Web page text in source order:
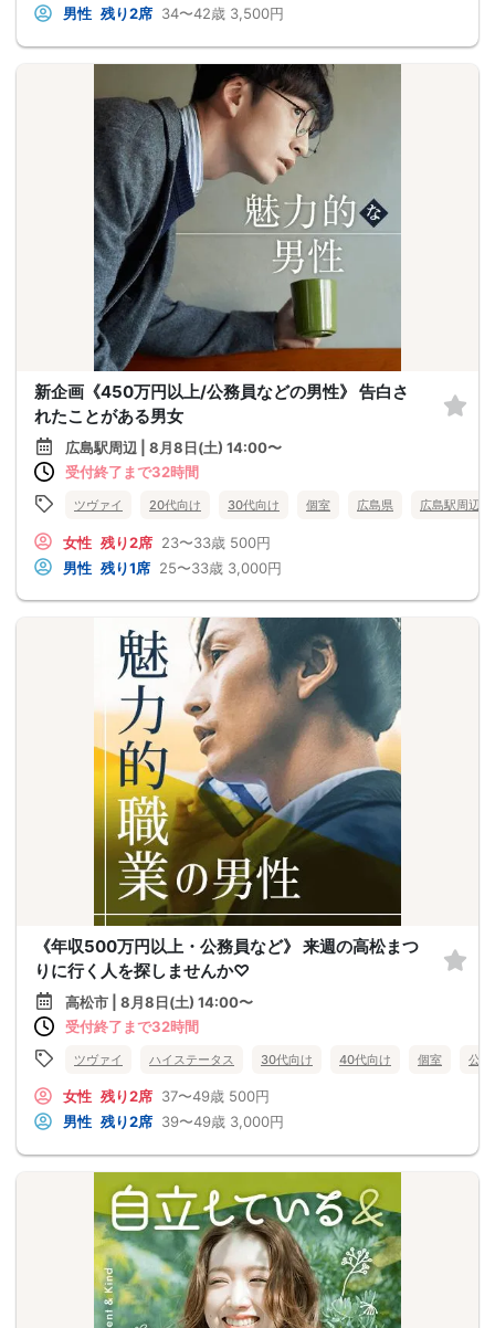
男性 残り2席 34〜42歳 3,500円
新企画《450万円以上/公務員などの男性》 告白さ
れたことがある男女
広島駅周辺 | 8月8日(土) 14:00〜
受付終了まで32時間
ツヴァイ 20代向け 30代向け 個室 広島県 広島駅周辺
女性 残り2席 23〜33歳 500円
男性 残り1席 25〜33歳 3,000円
《年収500万円以上・公務員など》 来週の高松まつ
りに行く人を探しませんか♡
高松市 | 8月8日(土) 14:00〜
受付終了まで32時間
ツヴァイ ハイステータス 30代向け 40代向け 個室 公
女性 残り2席 37〜49歳 500円
男性 残り2席 39〜49歳 3,000円